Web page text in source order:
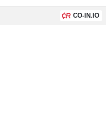
CO-IN.IO